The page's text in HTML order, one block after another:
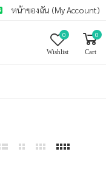
หน้าของฉัน (My Account)
0
Wishlist
0
Cart